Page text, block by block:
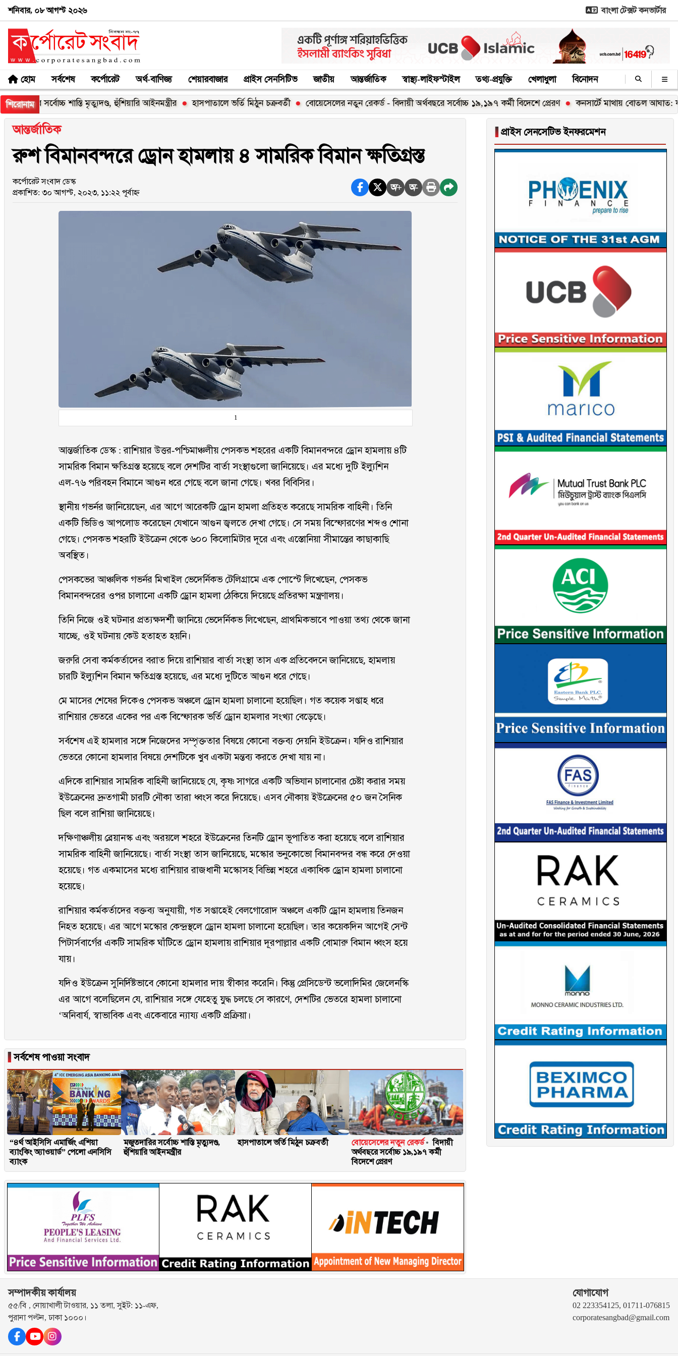
শনিবার, ০৮ আগস্ট ২০২৬ বাংলা টেক্সট কনভার্টার
হোম সর্বশেষ কর্পোরেট অর্থ-বাণিজ্য শেয়ারবাজার প্রাইস সেনসিটিভ জাতীয় আন্তর্জাতিক স্বাস্থ্য-লাইফস্টাইল তথ্য-প্রযুক্তি খেলাধুলা বিনোদন
শিরোনাম
সর্বোচ্চ শাস্তি মৃত্যুদণ্ড, হুঁশিয়ারি আইনমন্ত্রীর হাসপাতালে ভর্তি মিঠুন চক্রবর্তী বোয়েসেলের নতুন রেকর্ড - বিদায়ী অর্থবছরে সর্বোচ্চ ১৯,১৯৭ কর্মী বিদেশে প্রেরণ কনসার্টে মাথায় বোতল আঘাত: যা
আন্তর্জাতিক
রুশ বিমানবন্দরে ড্রোন হামলায় ৪ সামরিক বিমান ক্ষতিগ্রস্ত
কর্পোরেট সংবাদ ডেস্ক
প্রকাশিত: ৩০ আগস্ট, ২০২৩, ১১:২২ পূর্বাহ্ন
অ+ অ-
1
আন্তর্জাতিক ডেস্ক : রাশিয়ার উত্তর-পশ্চিমাঞ্চলীয় পেসকভ শহরের একটি বিমানবন্দরে ড্রোন হামলায় ৪টি
সামরিক বিমান ক্ষতিগ্রস্ত হয়েছে বলে দেশটির বার্তা সংস্থাগুলো জানিয়েছে। এর মধ্যে দুটি ইল্যুশিন
এল-৭৬ পরিবহন বিমানে আগুন ধরে গেছে বলে জানা গেছে। খবর বিবিসির।
স্থানীয় গভর্নর জানিয়েছেন, এর আগে আরেকটি ড্রোন হামলা প্রতিহত করেছে সামরিক বাহিনী। তিনি
একটি ভিডিও আপলোড করেছেন যেখানে আগুন জ্বলতে দেখা গেছে। সে সময় বিস্ফোরণের শব্দও শোনা
গেছে। পেসকভ শহরটি ইউক্রেন থেকে ৬০০ কিলোমিটার দূরে এবং এস্তোনিয়া সীমান্তের কাছাকাছি
অবস্থিত।
পেসকভের আঞ্চলিক গভর্নর মিখাইল ভেদের্নিকভ টেলিগ্রামে এক পোস্টে লিখেছেন, পেসকভ
বিমানবন্দরের ওপর চালানো একটি ড্রোন হামলা ঠেকিয়ে দিয়েছে প্রতিরক্ষা মন্ত্রণালয়।
তিনি নিজে ওই ঘটনার প্রত্যক্ষদর্শী জানিয়ে ভেদের্নিকভ লিখেছেন, প্রাথমিকভাবে পাওয়া তথ্য থেকে জানা
যাচ্ছে, ওই ঘটনায় কেউ হতাহত হয়নি।
জরুরি সেবা কর্মকর্তাদের বরাত দিয়ে রাশিয়ার বার্তা সংস্থা তাস এক প্রতিবেদনে জানিয়েছে, হামলায়
চারটি ইল্যুশিন বিমান ক্ষতিগ্রস্ত হয়েছে, এর মধ্যে দুটিতে আগুন ধরে গেছে।
মে মাসের শেষের দিকেও পেসকভ অঞ্চলে ড্রোন হামলা চালানো হয়েছিল। গত কয়েক সপ্তাহ ধরে
রাশিয়ার ভেতরে একের পর এক বিস্ফোরক ভর্তি ড্রোন হামলার সংখ্যা বেড়েছে।
সর্বশেষ এই হামলার সঙ্গে নিজেদের সম্পৃক্ততার বিষয়ে কোনো বক্তব্য দেয়নি ইউক্রেন। যদিও রাশিয়ার
ভেতরে কোনো হামলার বিষয়ে দেশটিকে খুব একটা মন্তব্য করতে দেখা যায় না।
এদিকে রাশিয়ার সামরিক বাহিনী জানিয়েছে যে, কৃষ্ণ সাগরে একটি অভিযান চালানোর চেষ্টা করার সময়
ইউক্রেনের দ্রুতগামী চারটি নৌকা তারা ধ্বংস করে দিয়েছে। এসব নৌকায় ইউক্রেনের ৫০ জন সৈনিক
ছিল বলে রাশিয়া জানিয়েছে।
দক্ষিণাঞ্চলীয় ব্রেয়ানস্ক এবং অরয়লে শহরে ইউক্রেনের তিনটি ড্রোন ভূপাতিত করা হয়েছে বলে রাশিয়ার
সামরিক বাহিনী জানিয়েছে। বার্তা সংস্থা তাস জানিয়েছে, মস্কোর ভনুকোভো বিমানবন্দর বন্ধ করে দেওয়া
হয়েছে। গত একমাসের মধ্যে রাশিয়ার রাজধানী মস্কোসহ বিভিন্ন শহরে একাধিক ড্রোন হামলা চালানো
হয়েছে।
রাশিয়ার কর্মকর্তাদের বক্তব্য অনুযায়ী, গত সপ্তাহেই বেলগোরোদ অঞ্চলে একটি ড্রোন হামলায় তিনজন
নিহত হয়েছে। এর আগে মস্কোর কেন্দ্রস্থলে ড্রোন হামলা চালানো হয়েছিল। তার কয়েকদিন আগেই সেন্ট
পিটার্সবার্গের একটি সামরিক ঘাঁটিতে ড্রোন হামলায় রাশিয়ার দূরপাল্লার একটি বোমারু বিমান ধ্বংস হয়ে
যায়।
যদিও ইউক্রেন সুনির্দিষ্টভাবে কোনো হামলার দায় স্বীকার করেনি। কিন্তু প্রেসিডেন্ট ভলোদিমির জেলেনস্কি
এর আগে বলেছিলেন যে, রাশিয়ার সঙ্গে যেহেতু যুদ্ধ চলছে সে কারণে, দেশটির ভেতরে হামলা চালানো
‘অনিবার্য, স্বাভাবিক এবং একেবারে ন্যায্য একটি প্রক্রিয়া।
▐সর্বশেষ পাওয়া সংবাদ
“৪র্থ আইসিসি এমার্জিং এশিয়া
ব্যাংকিং অ্যাওয়ার্ড” পেলো এনসিসি
ব্যাংক
মজুতদারির সর্বোচ্চ শাস্তি মৃত্যুদণ্ড,
হুঁশিয়ারি আইনমন্ত্রীর
হাসপাতালে ভর্তি মিঠুন চক্রবর্তী বোয়েসেলের নতুন রেকর্ড
বিদায়ী
অর্থবছরে সর্বোচ্চ ১৯,১৯৭ কর্মী
বিদেশে প্রেরণ
▐ প্রাইস সেনসেটিভ ইনফরমেশন
সম্পাদকীয় কার্যালয়
৫৫/বি , নোয়াখালী টাওয়ার, ১১ তলা, সুইট: ১১-এফ,
পুরানা পল্টন, ঢাকা ১০০০।
যোগাযোগ
02 223354125, 01711-076815
corporatesangbad@gmail.com